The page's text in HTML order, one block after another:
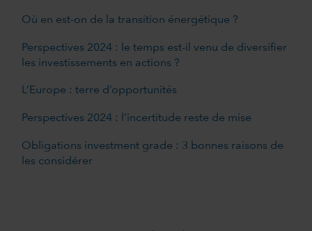
Où en est-on de la transition énergétique ?
Perspectives 2024 : le temps est-il venu de diversifier
les investissements en actions ?
L’Europe : terre d’opportunités
Perspectives 2024 : l’incertitude reste de mise
Obligations investment grade : 3 bonnes raisons de
les considérer